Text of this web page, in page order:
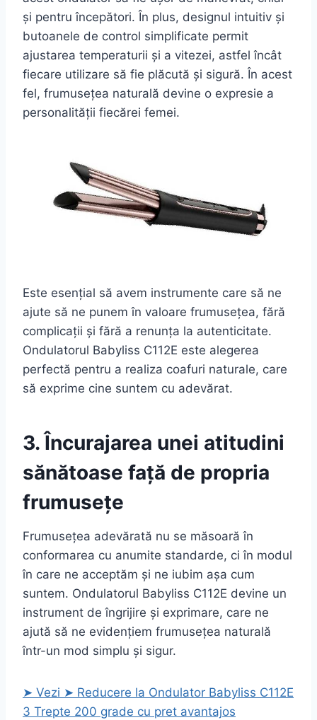
și pentru începători. În plus, designul intuitiv și
butoanele de control simplificate permit
ajustarea temperaturii și a vitezei, astfel încât
fiecare utilizare să fie plăcută și sigură. În acest
fel, frumusețea naturală devine o expresie a
personalității fiecărei femei.
Este esențial să avem instrumente care să ne
ajute să ne punem în valoare frumusețea, fără
complicații și fără a renunța la autenticitate.
Ondulatorul Babyliss C112E este alegerea
perfectă pentru a realiza coafuri naturale, care
să exprime cine suntem cu adevărat.
3. Încurajarea unei atitudini
sănătoase față de propria
frumusețe
Frumusețea adevărată nu se măsoară în
conformarea cu anumite standarde, ci în modul
în care ne acceptăm și ne iubim așa cum
suntem. Ondulatorul Babyliss C112E devine un
instrument de îngrijire și exprimare, care ne
ajută să ne evidențiem frumusețea naturală
într-un mod simplu și sigur.
➤ Vezi ➤ Reducere la Ondulator Babyliss C112E
3 Trepte 200 grade cu pret avantajos